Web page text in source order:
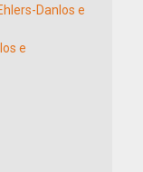
Danlos e
e